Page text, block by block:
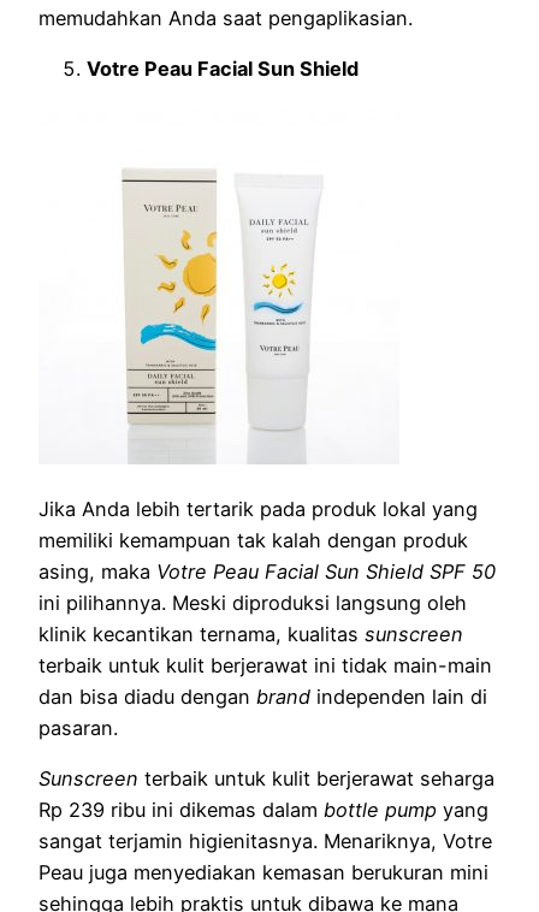
memudahkan Anda saat pengaplikasian.
Votre Peau Facial Sun Shield
Jika Anda lebih tertarik pada produk lokal yang
memiliki kemampuan tak kalah dengan produk
asing, maka Votre Peau Facial Sun Shield SPF 50
ini pilihannya. Meski diproduksi langsung oleh
klinik kecantikan ternama, kualitas sunscreen
terbaik untuk kulit berjerawat ini tidak main-main
dan bisa diadu dengan brand independen lain di
pasaran.
Sunscreen terbaik untuk kulit berjerawat seharga
Rp 239 ribu ini dikemas dalam bottle pump yang
sangat terjamin higienitasnya. Menariknya, Votre
Peau juga menyediakan kemasan berukuran mini
sehingga lebih praktis untuk dibawa ke mana